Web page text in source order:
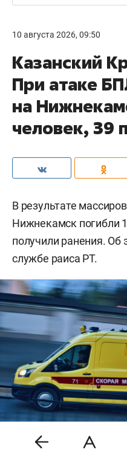
10 августа 2026, 09:50
Казанский
При атаке
на
человек, 39
В результате
Нижнекамск погибли
получили ранения. Об
службе раиса РТ.